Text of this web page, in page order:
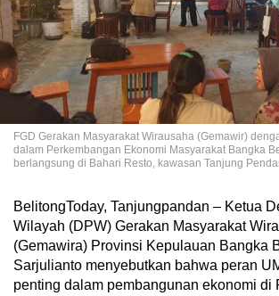
FGD Gerakan Masyarakat Wirausaha (Gemawir)
dalam Perkembangan Ekonomi Masyarakat Bangka
berlangsung di Bahari Resto, kawasan Tanjung
BelitongToday, Tanjungpandan – Ketua
Wilayah (DPW) Gerakan Masyarakat
(Gemawira) Provinsi Kepulauan Bangka
Sarjulianto menyebutkan bahwa peran
penting dalam pembangunan ekonomi di